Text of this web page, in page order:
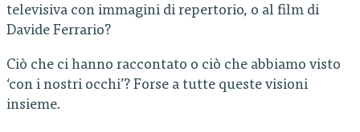
televisiva con immagini di repertorio, o al film di
Davide Ferrario?
Ciò che ci hanno raccontato o ciò che abbiamo visto
‘con i nostri occhi’? Forse a tutte queste visioni
insieme.